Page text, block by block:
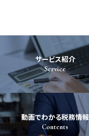
サービス紹介
Service
動画でわかる税務情報
Contents